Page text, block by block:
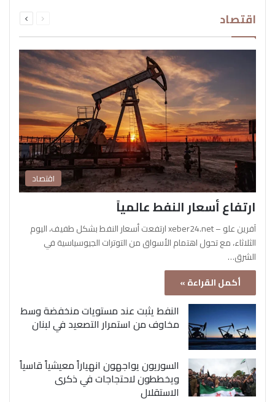
اقتصاد الصفحةالصفحة
اقتصاد
ارتفاع أسعار النفط عالمياً
آفرين علو – xeber24.net ارتفعت أسعار النفط بشكل طفيف، اليوم
الثلاثاء، مع تحول اهتمام الأسواق من التوترات الجيوسياسية في
الشرق…
أكمل القراءة »
النفط يثبت عند مستويات منخفضة وسط
مخاوف من استمرار التصعيد في لبنان
السوريون يواجهون انهياراً معيشياً قاسياً
ويخططون لاحتجاجات في ذكرى
الاستقلال